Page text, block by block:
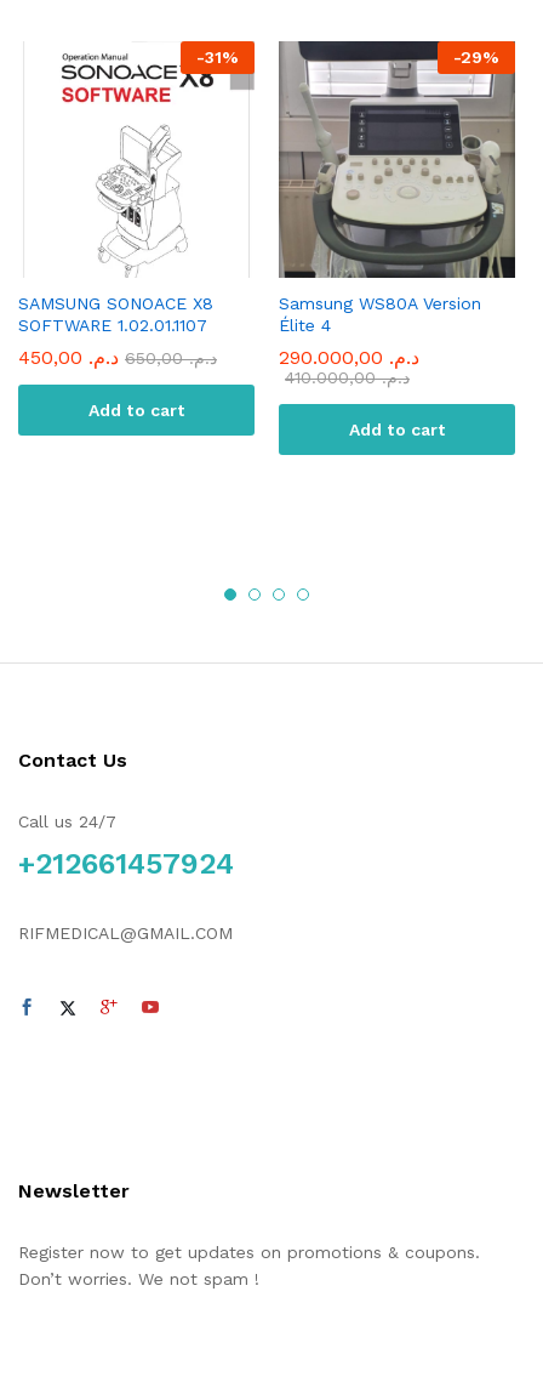
-31%
SAMSUNG SONOACE X8
SOFTWARE 1.02.01.1107
د.م. د.م.650,00
Add to cart
-29%
Samsung WS80A Version
Élite 4
د.م.
د.م.410.000,00
Add to cart
Contact Us
Call us 24/7
+212661457924
RIFMEDICAL@GMAIL.COM
Newsletter
Register now to get updates on promotions & coupons.
Don’t worries. We not spam !